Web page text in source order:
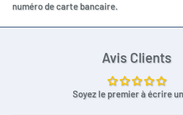
numéro de carte bancaire.
Avis Clients
Soyez le premier à écrire